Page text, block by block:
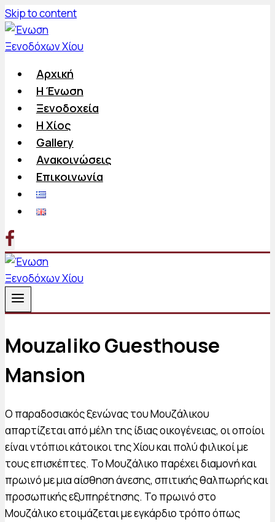
Skip to content
Αρχική
Η Ένωση
Ξενοδοχεία
Η Χίος
Gallery
Ανακοινώσεις
Επικοινωνία
Mouzaliko Guesthouse
Mansion
Ο παραδοσιακός ξενώνας του Μουζάλικου
απαρτίζεται από μέλη της ίδιας οικογένειας, οι οποίοι
είναι ντόπιοι κάτοικοι της Χίου και πολύ φιλικοί με
τους επισκέπτες. Το Μουζάλικο παρέχει διαμονή και
πρωινό με μια αίσθηση άνεσης, σπιτικής θαλπωρής και
προσωπικής εξυπηρέτησης. Το πρωινό στο
Μουζάλικο ετοιμάζεται με εγκάρδιο τρόπο όπως